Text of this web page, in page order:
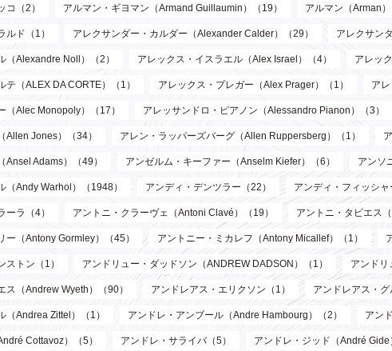
コ（2） アルマン・ギヨマン（Armand Guillaumin）（19） アルマン（Arman）
ルド（1） アレクサンダー・カルダー（Alexander Calder）（29） アレクサン
（Alexandre Noll）（2） アレックス・イスラエル（Alex Israel）（4） アレッ
テ（ALEX DA CORTE）（1） アレックス・プレガー（Alex Prager）（1） ア
（Alec Monopoly）（17） アレッサンドロ・ピアノン（Alessandro Pianon）（3）
Allen Jones）（34） アレン・ラッパーズバーグ（Allen Ruppersberg）（1）
Ansel Adams）（49） アンゼルム・キーファー（Anselm Kiefer）（6） アンソ
（Andy Warhol）（1948） アンディ・デンツラー（22） アンディ・フィッシャ
ーラ（4） アントニ・クラーヴェ（Antoni Clavé）（19） アントニ・タピエス
ー（Antony Gormley）（45） アントニー・ミカレフ（Antony Micallef）（1）
ストン（1） アンドリュー・ダッドソン（ANDREW DADSON）（1） アンドリ
ス（Andrew Wyeth）（90） アンドレアス・エリクソン（1） アンドレアス・
（Andrea Zittel）（1） アンドレ・アンブール（Andre Hambourg）（2） アン
Cottavoz）（5） アンドレ・サライバ（5） アンドレ・ジッド（André Gide